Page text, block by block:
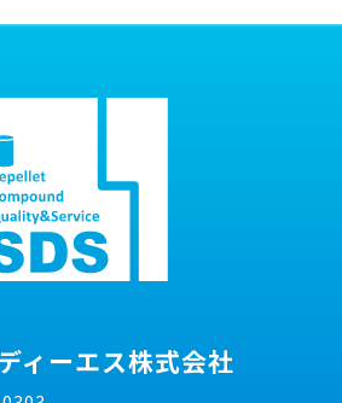
ィーエス株式会社